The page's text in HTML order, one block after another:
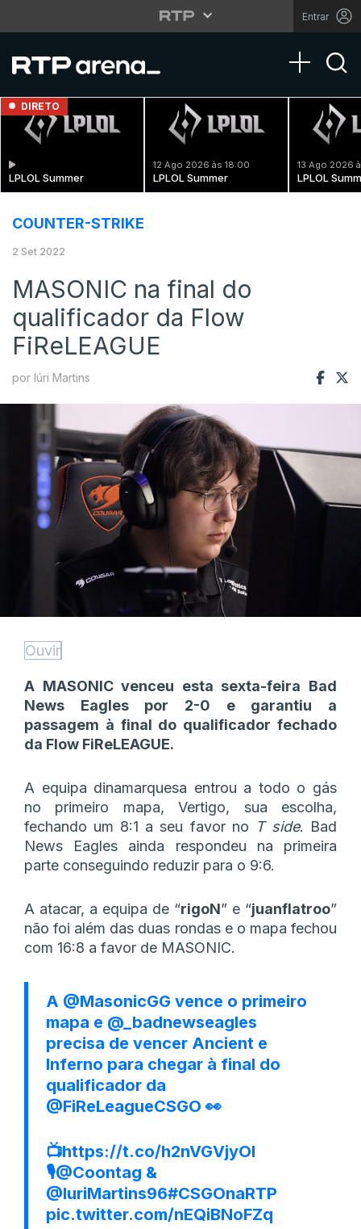
Entrar
Toggle
DIRETO
LPLOL Summer
12 Ago 2026 às 18:00
LPLOL Summer
13 Ago 2026
LPLOL
COUNTER-STRIKE
2 Set 2022
MASONIC na final do
qualificador da Flow
FiReLEAGUE
por Iúri Martins
Ouvir
A MASONIC venceu esta sexta-feira Bad
News Eagles por 2-0 e garantiu a
passagem à final do qualificador fechado
da Flow FiReLEAGUE.
A equipa dinamarquesa entrou a todo o gás
no primeiro mapa, Vertigo, sua escolha,
fechando um 8:1 a seu favor no
T side. Bad
News Eagles ainda respondeu na primeira
parte conseguindo reduzir para o 9:6.
A atacar, a equipa de “rigoN” e “juanflatroo”
não foi além das duas rondas e o mapa fechou
com 16:8 a favor de MASONIC.
A @MasonicGG vence o primeiro
mapa e @_badnewseagles
precisa de vencer Ancient e
Inferno para chegar à final do
qualificador da
@FiReLeagueCSGO 👀
📺https://t.co/h2nVGVjyOI
🎙️@Coontag &
@IuriMartins96#CSGOnaRTP
pic.twitter.com/nEQiBNoFZq